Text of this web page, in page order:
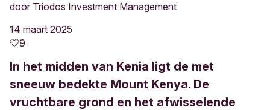
door Triodos Investment Management
14 maart 2025
9
In het midden van Kenia ligt de met
sneeuw bedekte Mount Kenya. De
vruchtbare grond en het afwisselende